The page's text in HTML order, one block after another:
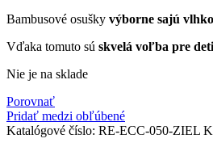
Bambusové osušky výborne sajú
Vďaka tomuto sú skvelá voľba pre
Nie je na sklade
Porovnať
Pridať medzi obľúbené
Katalógové číslo: RE-ECC-050-ZIEL